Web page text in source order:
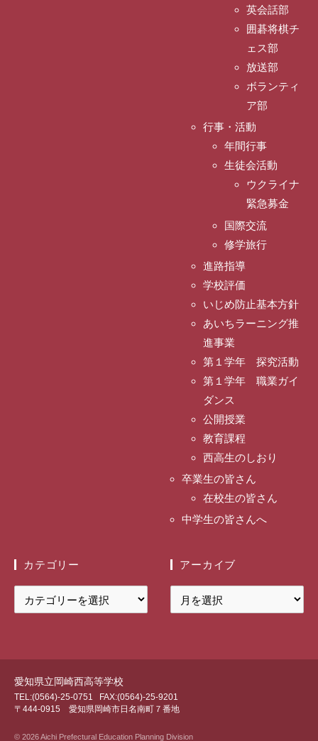
英会話部
囲碁将棋チ
ェス部
放送部
ボランティ
ア部
行事・活動
年間行事
生徒会活動
ウクライナ
緊急募金
国際交流
修学旅行
進路指導
学校評価
いじめ防止基本方針
あいちラーニング推
進事業
第１学年 探究活動
第１学年 職業ガイ
ダンス
公開授業
教育課程
西高生のしおり
卒業生の皆さん
在校生の皆さん
中学生の皆さんへ
カテゴリー
テ
アーカイブ
ー
愛知県立岡崎西高等学校
TEL:(0564)-25-0751
FAX:(0564)-25-9201
〒444-0915 愛知県岡崎市日名南町７番地
© 2026 Aichi Prefectural Education Planning Division